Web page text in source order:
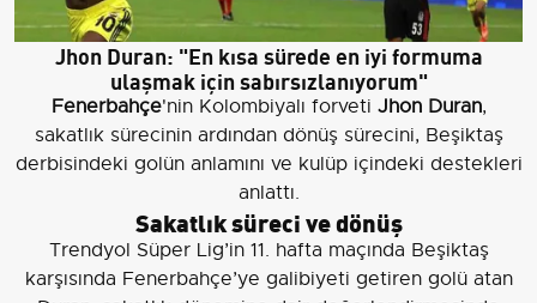
Jhon Duran: "En kısa sürede en iyi formuma
ulaşmak için sabırsızlanıyorum"
Fenerbahçe'nin Kolombiyalı forveti Jhon Duran,
sakatlık sürecinin ardından dönüş sürecini, Beşiktaş
derbisindeki golün anlamını ve kulüp içindeki destekleri
anlattı.
Sakatlık süreci ve dönüş
Trendyol Süper Lig’in 11. hafta maçında Beşiktaş
karşısında Fenerbahçe’ye galibiyeti getiren golü atan